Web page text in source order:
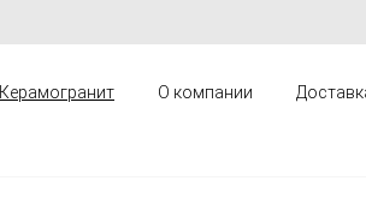
Керамогранит О компании